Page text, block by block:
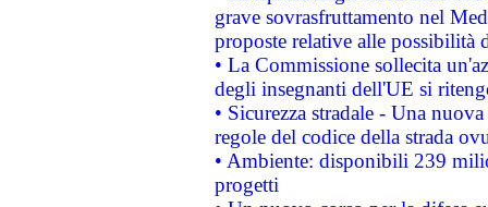
grave sovrasfruttamento nel
proposte relative alle possibilità
• La Commissione sollecita
degli insegnanti dell'UE si
• Sicurezza stradale - Una
regole del codice della strada
• Ambiente: disponibili 239
progetti